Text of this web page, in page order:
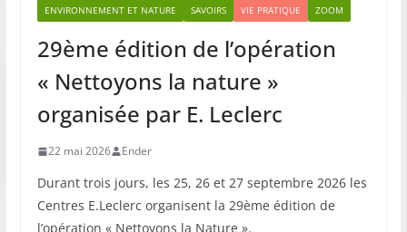
ENVIRONNEMENT ET NATURE SAVOIRS VIE PRATIQUE ZOOM
29ème édition de l’opération
« Nettoyons la nature »
organisée par E. Leclerc
22 mai 2026 Ender
Durant trois jours, les 25, 26 et 27 septembre 2026 les
Centres E.Leclerc organisent la 29ème édition de
l’opération « Nettoyons la Nature ».